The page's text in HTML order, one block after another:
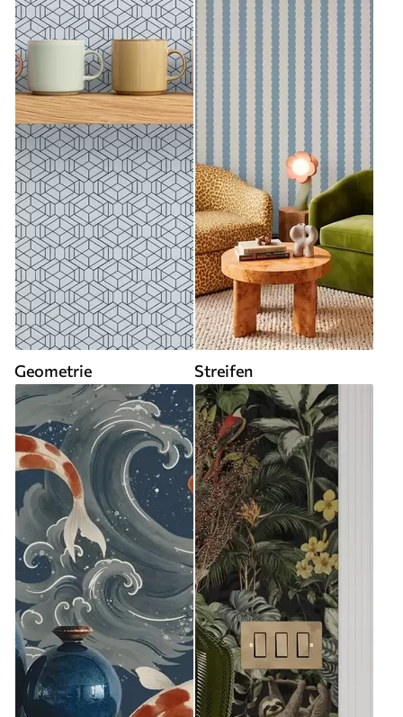
Geometrie Streifen